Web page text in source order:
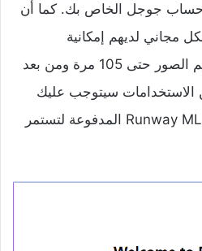
حساب جوجل الخاص بك. كما أن
مجاني لديهم إمكانية
الإستفادة من إنشاء وتصميم الصور حتى 105 مرة ومن بعد
الاستخدامات سيتوجب عليك
الاشتراك في إحدى خطط Runway ML المدفوعة لتستمر